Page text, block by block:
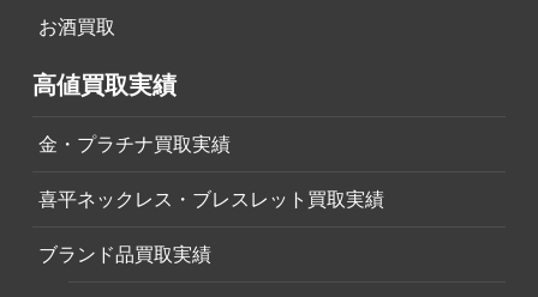
お酒買取
高値買取実績
金・プラチナ買取実績
喜平ネックレス・ブレスレット買取実績
ブランド品買取実績